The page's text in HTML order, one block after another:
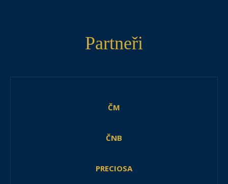
Partneři
ČM
ČNB
PRECIOSA